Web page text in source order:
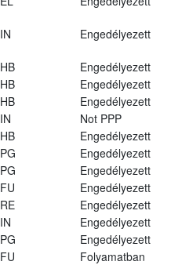
IN Engedélyezett
HB
Engedélyezett
HB
Engedélyezett
HB
Engedélyezett
IN
Not PPP
HB
Engedélyezett
PG
Engedélyezett
PG
Engedélyezett
FU
Engedélyezett
RE
Engedélyezett
IN
Engedélyezett
PG
Engedélyezett
FU
Folyamatban